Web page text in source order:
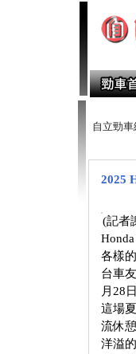
自立勁車
2025
(記者
各樣
台車
月28
這場
流休
洋溢